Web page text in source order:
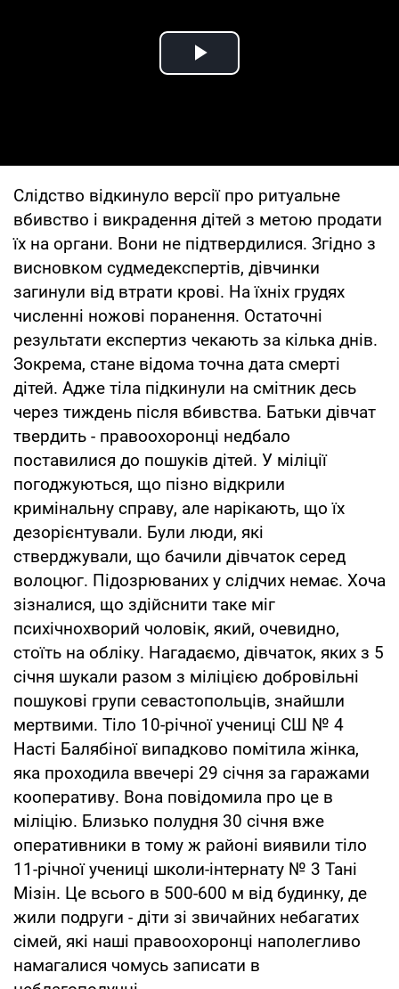
Play Video
Слідство відкинуло версії про ритуальне
вбивство і викрадення дітей з метою продати
їх на органи. Вони не підтвердилися. Згідно з
висновком судмедекспертів, дівчинки
загинули від втрати крові. На їхніх грудях
численні ножові поранення. Остаточні
результати експертиз чекають за кілька днів.
Зокрема, стане відома точна дата смерті
дітей. Адже тіла підкинули на смітник десь
через тиждень після вбивства. Батьки дівчат
твердить - правоохоронці недбало
поставилися до пошуків дітей. У міліції
погоджуються, що пізно відкрили
кримінальну справу, але нарікають, що їх
дезорієнтували. Були люди, які
стверджували, що бачили дівчаток серед
волоцюг. Підозрюваних у слідчих немає. Хоча
зізналися, що здійснити таке міг
психічнохворий чоловік, який, очевидно,
стоїть на обліку. Нагадаємо, дівчаток, яких з 5
січня шукали разом з міліцією добровільні
пошукові групи севастопольців, знайшли
мертвими. Тіло 10-річної учениці СШ № 4
Насті Балябіної випадково помітила жінка,
яка проходила ввечері 29 січня за гаражами
кооперативу. Вона повідомила про це в
міліцію. Близько полудня 30 січня вже
оперативники в тому ж районі виявили тіло
11-річної учениці школи-інтернату № 3 Тані
Мізін. Це всього в 500-600 м від будинку, де
жили подруги - діти зі звичайних небагатих
сімей, які наші правоохоронці наполегливо
намагалися чомусь записати в